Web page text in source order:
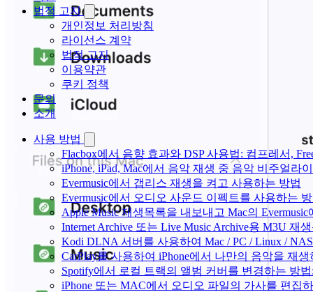
법적 고지
개인정보 처리방침
라이선스 계약
법적 고지
이용약관
쿠키 정책
문의
소개
사용 방법
Flacbox에서 음향 효과와 DSP 사용법: 컴프레서,
iPhone, iPad, Mac에서 음악 재생 중 음악 비주얼라
Evermusic에서 갭리스 재생을 켜고 사용하는 방법
Evermusic에서 오디오 사운드 이펙트를 사용하는
Apple Music 재생목록을 내보내고 Mac의
Internet Archive 또는 Live Music Archive용 M3U 재
Kodi DLNA 서버를 사용하여 Mac / PC / Linux /
CarPlay를 사용하여 iPhone에서 나만의 음악을 재
Spotify에서 로컬 트랙의 앨범 커버를 변경하는 방
iPhone 또는 MAC에서 오디오 파일의 가사를 편집